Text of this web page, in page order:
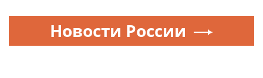
Новости России